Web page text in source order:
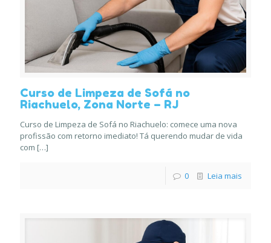
Curso de Limpeza de Sofá no
Riachuelo, Zona Norte – RJ
Curso de Limpeza de Sofá no Riachuelo: comece uma nova
profissão com retorno imediato! Tá querendo mudar de vida
com […]
0 Leia mais